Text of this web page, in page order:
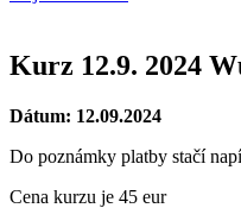
Kurz 12.9. 2024
Dátum: 12.09.2024
Do poznámky platby stačí
Cena kurzu je 45 eur